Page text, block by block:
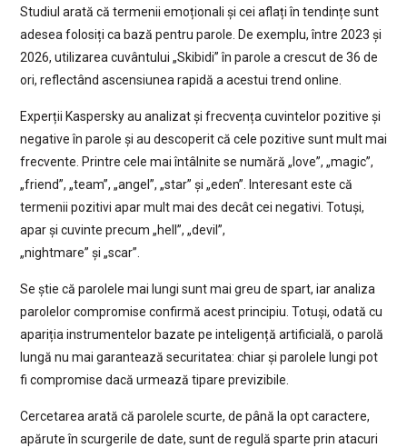
Studiul arată că termenii emoționali și cei aflați în tendințe sunt
adesea folosiți ca bază pentru parole. De exemplu, între 2023 și
2026, utilizarea cuvântului „Skibidi” în parole a crescut de 36 de
ori, reflectând ascensiunea rapidă a acestui trend online.
Experții Kaspersky au analizat și frecvența cuvintelor pozitive și
negative în parole și au descoperit că cele pozitive sunt mult mai
frecvente. Printre cele mai întâlnite se numără „love”, „magic”,
„friend”, „team”, „angel”, „star” și „eden”. Interesant este că
termenii pozitivi apar mult mai des decât cei negativi. Totuși,
apar și cuvinte precum „hell”, „devil”,
„nightmare” și „scar”.
Se știe că parolele mai lungi sunt mai greu de spart, iar analiza
parolelor compromise confirmă acest principiu. Totuși, odată cu
apariția instrumentelor bazate pe inteligență artificială, o parolă
lungă nu mai garantează securitatea: chiar și parolele lungi pot
fi compromise dacă urmează tipare previzibile.
Cercetarea arată că parolele scurte, de până la opt caractere,
apărute în scurgerile de date, sunt de regulă sparte prin atacuri